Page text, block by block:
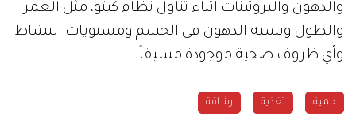
والدهون والبروتينات أثناء تناول نظام كيتو، مثل العمر
والطول ونسبة الدهون في الجسم ومستويات النشاط
وأي ظروف صحية موجودة مسبقاً.
حمية تغذية رشاقة